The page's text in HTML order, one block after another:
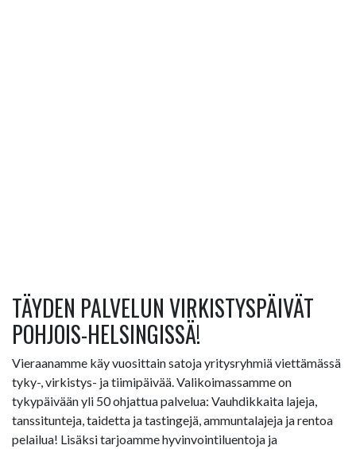
TÄYDEN PALVELUN VIRKISTYSPÄIVÄT
POHJOIS-HELSINGISSÄ!
Vieraanamme käy vuosittain satoja yritysryhmiä viettämässä
tyky-, virkistys- ja tiimipäivää. Valikoimassamme on
tykypäivään yli 50 ohjattua palvelua: Vauhdikkaita lajeja,
tanssitunteja, taidetta ja tastingejä, ammuntalajeja ja rentoa
pelailua! Lisäksi tarjoamme hyvinvointiluentoja ja